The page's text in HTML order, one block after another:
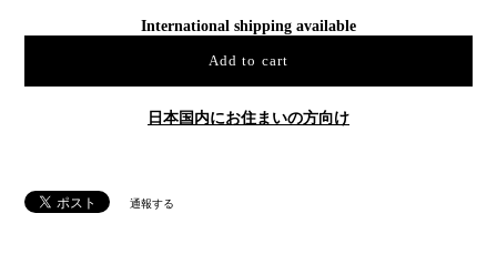
International shipping available
Add to cart
日本国内にお住まいの方向け
通報する